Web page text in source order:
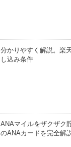
分かりやすく解説。楽
し込み条件
ANAマイルをザクザク
のANAカードを完全解